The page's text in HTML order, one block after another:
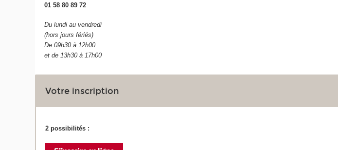
01 58 80 89 72
Du lundi au vendredi
(hors jours fériés)
De 09h30 à 12h00
et de 13h30 à 17h00
Votre inscription
2 possibilités :